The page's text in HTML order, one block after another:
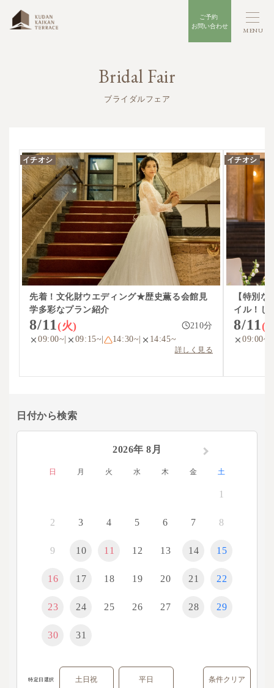
Bridal Fair
ブライダルフェア
イチオシ
先着！文化財ウエディング★歴史薫る会館見
学多彩なプラン紹介
8/11(火) 210分
09:00~
09:15~ 14:30~ 14:45~
詳しく見る
イチオシ
【特別
イル！じ
8/11(
09:00~
日付から検索
2026年 8月
日 月 火 水 木 金 土
1
2 3 4 5 6 7 8
9 10 11 12 13 14 15
16 17 18 19 20 21 22
23 24 25 26 27 28 29
30 31
特定日選択 土日祝 平日 条件クリア